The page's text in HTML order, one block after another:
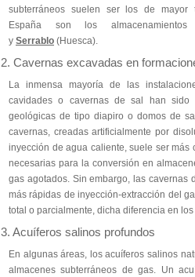
subterráneos suelen ser los de mayor
España son los
y Serrablo (Huesca).
2. Cavernas excavadas en
La inmensa mayoría de las
cavidades o cavernas de sal han sido
geológicas de tipo diapiro o domos de
cavernas, creadas artificialmente por
inyección de agua caliente, suele ser más
necesarias para la conversión en
gas agotados. Sin embargo, las cavernas
más rápidas de inyección-extracción del
total o parcialmente, dicha diferencia en los
3. Acuíferos salinos profundos
En algunas áreas, los acuíferos salinos
almacenes subterráneos de gas. Un